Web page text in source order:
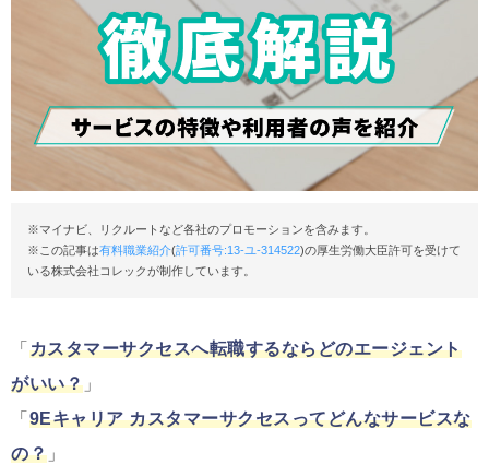
※マイナビ、リクルートなど各社のプロモーションを含みます。
※この記事は有料職業紹介(許可番号:13-ユ-314522)の厚生労働大臣許可を受けて
いる株式会社コレックが制作しています。
「 カスタマーサクセスへ転職するならどのエージェント
がいい？ 」
「 9Eキャリア カスタマーサクセスってどんなサービスな
の？ 」